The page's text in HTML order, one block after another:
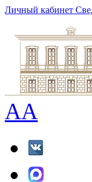
Личный кабинет
AA